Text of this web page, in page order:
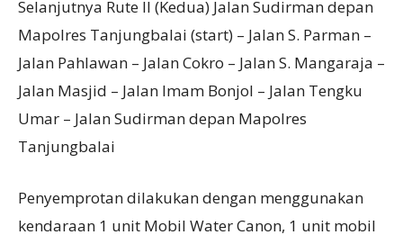
Selanjutnya Rute II (Kedua) Jalan Sudirman depan
Mapolres Tanjungbalai (start) – Jalan S. Parman –
Jalan Pahlawan – Jalan Cokro – Jalan S. Mangaraja –
Jalan Masjid – Jalan Imam Bonjol – Jalan Tengku
Umar – Jalan Sudirman depan Mapolres
Tanjungbalai
Penyemprotan dilakukan dengan menggunakan
kendaraan 1 unit Mobil Water Canon, 1 unit mobil